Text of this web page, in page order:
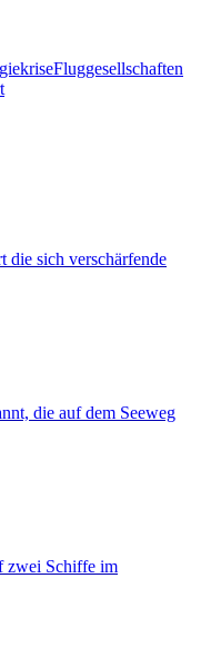
Fluggesellschaften
die sich verschärfende
die auf dem Seeweg
zwei Schiffe im